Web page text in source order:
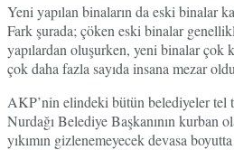
Yeni yapılan binaların da eski binalar
Fark şurada; çöken eski binalar
yapılardan oluşurken, yeni binalar çok
çok daha fazla sayıda insana mezar
AKP’nin elindeki bütün belediyeler tel
Nurdağı Belediye Başkanının kurban
yıkımın gizlenemeyecek devasa